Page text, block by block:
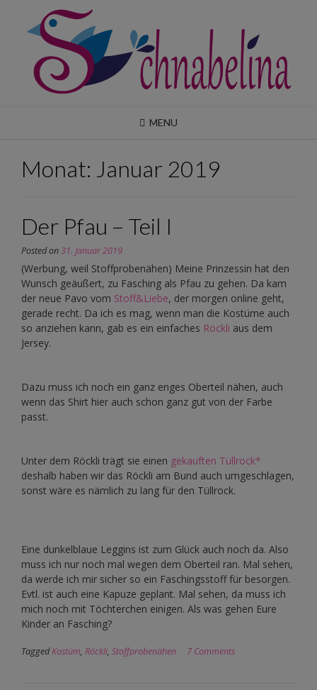
content
MENU
Monat: Januar 2019
Der Pfau – Teil I
Posted on31. Januar 2019
(Werbung, weil Stoffprobenähen) Meine Prinzessin hat den
Wunsch geäußert, zu Fasching als Pfau zu gehen. Da kam
der neue Pavo vom Stoff&Liebe, der morgen online geht,
gerade recht. Da ich es mag, wenn man die Kostüme auch
so anziehen kann, gab es ein einfaches Röckli aus dem
Jersey.
Dazu muss ich noch ein ganz enges Oberteil nähen, auch
wenn das Shirt hier auch schon ganz gut von der Farbe
passt.
Unter dem Röckli trägt sie einen gekauften Tüllrock*
deshalb haben wir das Röckli am Bund auch umgeschlagen,
sonst wäre es nämlich zu lang für den Tüllrock.
Eine dunkelblaue Leggins ist zum Glück auch noch da. Also
muss ich nur noch mal wegen dem Oberteil ran. Mal sehen,
da werde ich mir sicher so ein Faschingsstoff für besorgen.
Evtl. ist auch eine Kapuze geplant. Mal sehen, da muss ich
mich noch mit Töchterchen einigen. Als was gehen Eure
Kinder an Fasching?
TaggedKostüm, Röckli, Stoffprobenähen 7 Comments